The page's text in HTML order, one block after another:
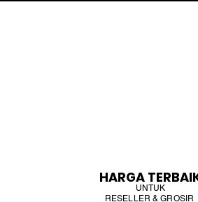
HARGA
UNTUK
RESELLER & GROSIR